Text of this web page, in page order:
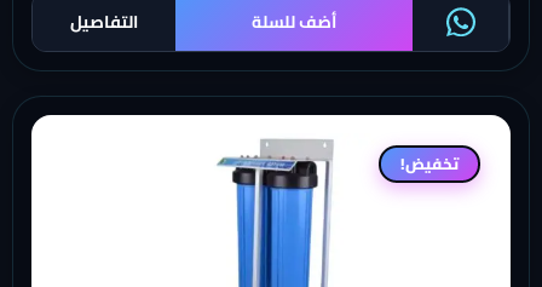
التفاصيل أضف للسلة
تخفيض!